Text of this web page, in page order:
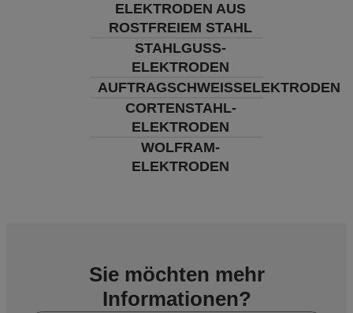
ELEKTRODEN AUS
ROSTFREIEM STAHL
STAHLGUSS-
ELEKTRODEN
AUFTRAGSCHWEISSELEKTRODEN
CORTENSTAHL-
ELEKTRODEN
WOLFRAM-
ELEKTRODEN
Sie möchten mehr
Informationen?